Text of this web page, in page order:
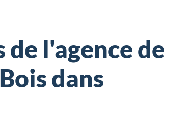
de l'agence de
dans